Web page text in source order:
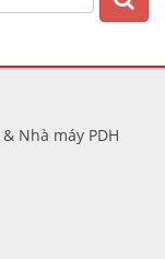
Nhà máy PDH